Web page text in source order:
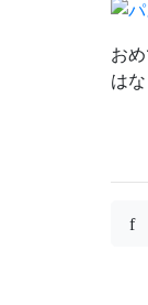
お
は